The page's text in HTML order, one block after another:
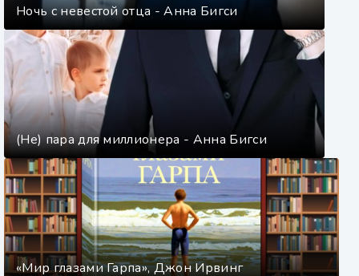
Ночь с невестой отца - Анна Бигси
(Не) пара для миллионера - Анна Бигси
«Мир глазами Гарпа», Джон Ирвинг